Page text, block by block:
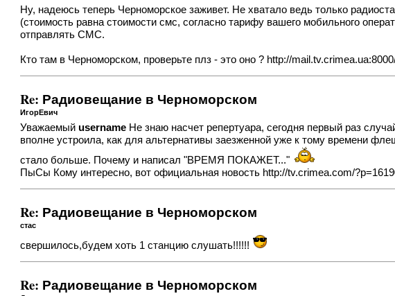
Ну, надеюсь теперь Черноморское заживет. Не хватало ведь только
(стоимость равна стоимости смс, согласно тарифу вашего мобильного
отправлять СМС.
Кто там в Черноморском, проверьте плз - это оно ? http://
Re: Радиовещание в Черноморском
ИгорЕвич
Уважаемый username Не знаю насчет репертуара, сегодня первый раз
вполне устроила, как для альтернативы заезженной уже к тому времени
стало больше. Почему и написал "ВРЕМЯ ПОКАЖЕТ..."
ПыСы Кому интересно, вот официальная новость http://tv.crimea.com/
Re: Радиовещание в Черноморском
стас
свершилось,будем хоть 1 станцию слушать!!!!!!
Re: Радиовещание в Черноморском